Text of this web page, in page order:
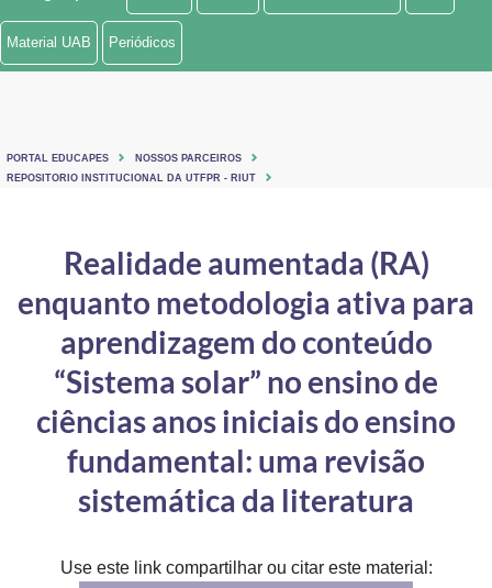
Ministério de Minas e Energia
Ministério do Turismo
Controladoria-Geral da União
Ministério da Mulher, da Família e dos Direitos Humanos
Secretaria-Geral
Secretaria de Governo
Gabinete de Segurança Institucional
Advocacia-Geral da União
Banco Central do Brasil
Material UAB Periódicos
PORTAL EDUCAPES
NOSSOS PARCEIROS
REPOSITORIO INSTITUCIONAL DA UTFPR - RIUT
Realidade aumentada (RA)
enquanto metodologia ativa para
aprendizagem do conteúdo
“Sistema solar” no ensino de
ciências ­anos iniciais do ensino
fundamental: uma revisão
sistemática da literatura
Use este link compartilhar ou citar este material: